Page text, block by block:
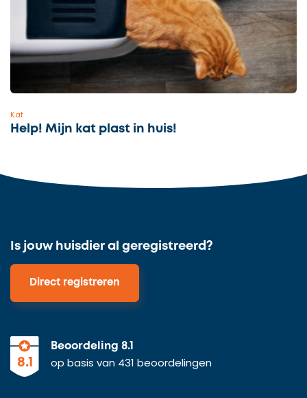
Kat
Help! Mijn kat plast in huis!
Is jouw huisdier al geregistreerd?
Direct registreren
8.1
Beoordeling 8.1
op basis van 431 beoordelingen